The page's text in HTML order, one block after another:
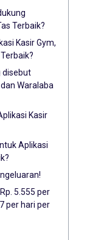
Terbaik?
Kasir Gym,
disebut
Waralaba
Kasir
Aplikasi
5.555 per
per hari per